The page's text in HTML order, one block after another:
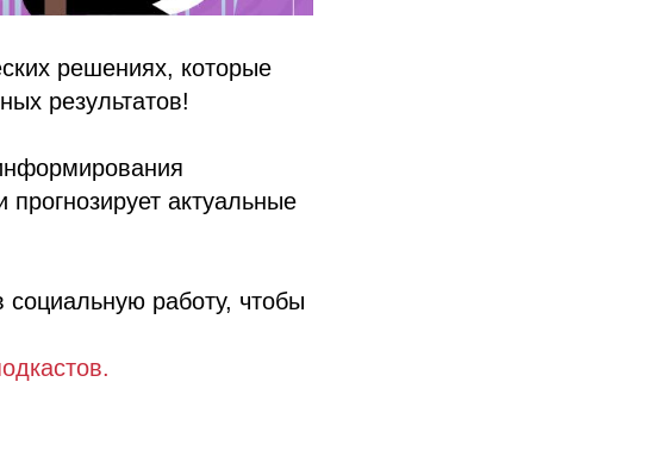
решениях, которые
результатов!
прогнозирует актуальные
работу, чтобы